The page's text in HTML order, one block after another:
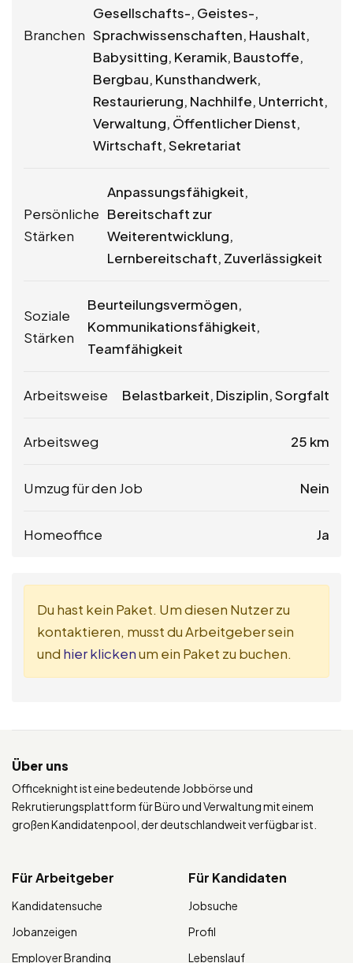
Branchen
Gesellschafts-, Geistes-,
Sprachwissenschaften, Haushalt,
Babysitting, Keramik, Baustoffe,
Bergbau, Kunsthandwerk,
Restaurierung, Nachhilfe, Unterricht,
Verwaltung, Öffentlicher Dienst,
Wirtschaft, Sekretariat
Persönliche
Stärken
Anpassungsfähigkeit,
Bereitschaft zur
Weiterentwicklung,
Lernbereitschaft, Zuverlässigkeit
Soziale
Stärken
Beurteilungsvermögen,
Kommunikationsfähigkeit,
Teamfähigkeit
Arbeitsweise Belastbarkeit, Disziplin, Sorgfalt
Arbeitsweg 25 km
Umzug für den Job Nein
Homeoffice Ja
Du hast kein Paket. Um diesen Nutzer zu
kontaktieren, musst du Arbeitgeber sein
und hier klickenum ein Paket zu buchen.
Über uns
Officeknight ist eine bedeutende Jobbörse und
Rekrutierungsplattform für Büro und Verwaltung mit einem
großen Kandidatenpool, der deutschlandweit verfügbar ist.
Für Arbeitgeber
Kandidatensuche
Jobanzeigen
Employer Branding
Für Kandidaten
Jobsuche
Profil
Lebenslauf